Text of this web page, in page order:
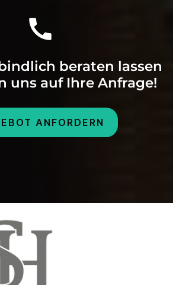
beraten lassen
uns auf Ihre Anfrage!
ANFORDERN